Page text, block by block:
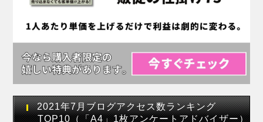
2021年7月ブログアクセス数ランキング
TOP10（「A4」1枚アンケートアドバイザー）